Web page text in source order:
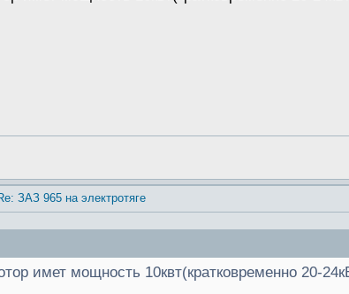
ЗАЗ 965 на электротяге
имет мощность 10квт(кратковременно 20-